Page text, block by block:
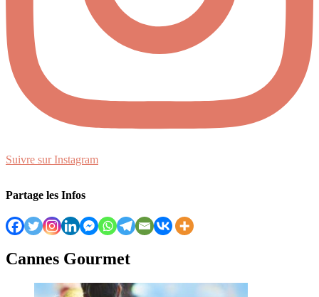
Suivre sur Instagram
Partage les Infos
Cannes Gourmet